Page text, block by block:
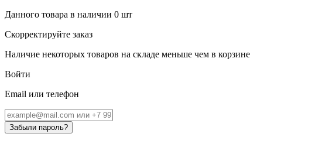
Данного товара в наличии 0 шт
Скорректируйте заказ
Наличие некоторых товаров на складе меньше чем в корзине
Войти
Email или телефон
Забыли пароль?